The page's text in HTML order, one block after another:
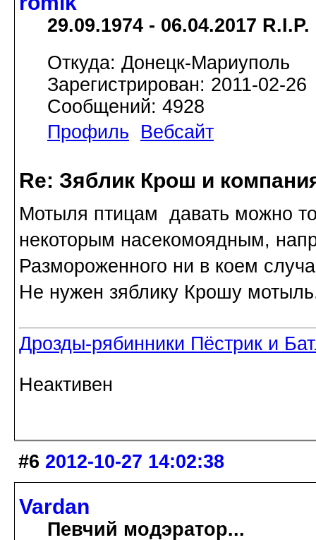
29.09.1974 - 06.04.2017 R.I.P.
Откуда: Донецк-Мариуполь
Зарегистрирован: 2011-02-26
Сообщений: 4928
Профиль
Вебсайт
Re: Зяблик Крош и
Мотыля птицам давать можно
некоторым насекомоядным,
Размороженного ни в коем
Не нужен зяблику Крошу
Дрозды-рябинники Пёстрик и
Неактивен
#6 2012-10-27 14:02:38
Vardan
Певчий модэратор...